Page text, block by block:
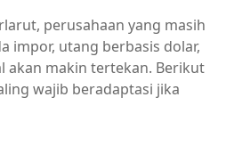
perusahaan yang masih
impor, utang berbasis dolar,
akan makin tertekan. Berikut
wajib beradaptasi jika